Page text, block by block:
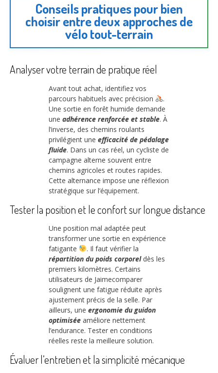
Conseils pratiques pour bien
choisir entre deux approches de
vélo tout-terrain
Analyser votre terrain de pratique réel
Avant tout achat, identifiez vos
parcours habituels avec précision
.
Une sortie en forêt humide demande
une adhérence renforcée et stable. À
l’inverse, des chemins roulants
privilégient une efficacité de pédalage
fluide. Dans un cas réel, un cycliste de
campagne alterne souvent entre
chemins agricoles et routes rapides.
Cette alternance impose une réflexion
stratégique sur l’équipement.
Tester la position et le confort sur longue distance
Une position mal adaptée peut
transformer une sortie en expérience
fatigante
. Il faut vérifier la
répartition du poids corporeldès les
premiers kilomètres. Certains
utilisateurs de Jaimecomparer
soulignent une fatigue réduite après
ajustement précis de la selle. Par
ailleurs, une ergonomie du guidon
optimisée améliore nettement
l’endurance. Tester en conditions
réelles reste la meilleure solution.
Évaluer l’entretien et la simplicité mécanique